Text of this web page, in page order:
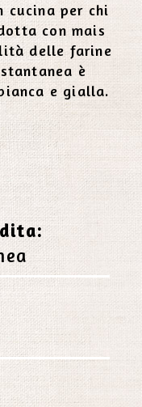
cucina per chi
con mais
delle farine
è
e gialla.